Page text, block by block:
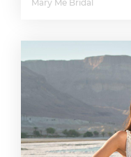
Mary Me Bridal